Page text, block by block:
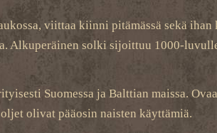
viittaa kiinni pitämässä sekä
Alkuperäinen solki sijoittuu 1000-
Suomessa ja Balttian maissa.
olivat pääosin naisten käyttämiä.